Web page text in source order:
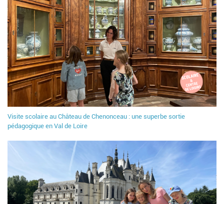
Visite scolaire au Château de Chenonceau : une superbe sortie
pédagogique en Val de Loire